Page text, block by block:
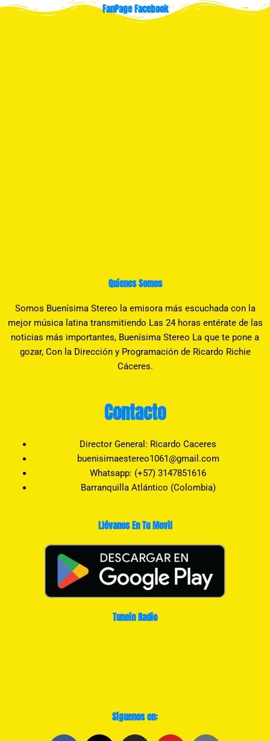
FanPage Facebook
Quienes Somos
Somos Buenísima Stereo la emisora más escuchada con la
mejor música latina transmitiendo Las 24 horas entérate de las
noticias más importantes, Buenísima Stereo La que te pone a
gozar, Con la Dirección y Programación de Ricardo Richie
Cáceres.
Contacto
Director General: Ricardo Caceres
buenisimaestereo1061@gmail.com
Whatsapp: (+57) 3147851616
Barranquilla Atlántico (Colombia)
Llévanos En Tu Movil
Tunein Radio
Síguenos en: